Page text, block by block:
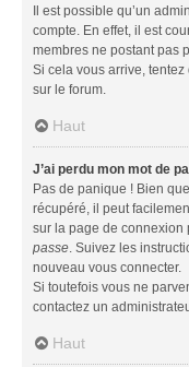
Il est possible qu’un
compte. En effet, il est
membres ne postant pas
Si cela vous arrive,
sur le forum.
Haut
J’ai perdu mon mot de
Pas de panique ! Bien
récupéré, il peut
sur la page de connexion
passe. Suivez les
nouveau vous connecter.
Si toutefois vous ne
contactez un
Haut